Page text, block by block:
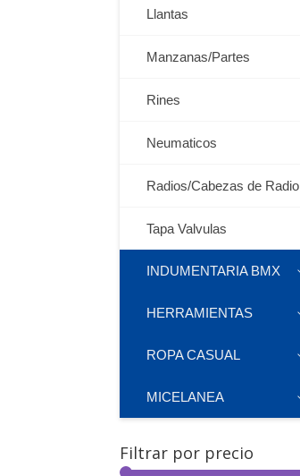
Llantas
Manzanas/Partes
Rines
Neumaticos
Radios/Cabezas de Radio
Tapa Valvulas
INDUMENTARIA BMX
HERRAMIENTAS
ROPA CASUAL
MICELANEA
Filtrar por precio